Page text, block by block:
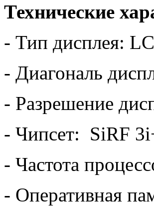
Технические
- Тип дисплея:
- Диагональ
- Разрешение
- Чипсет: SiRF
- Частота
- Оперативная